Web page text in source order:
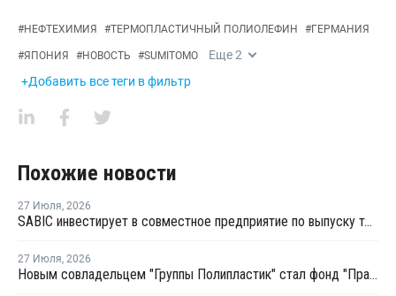
#НЕФТЕХИМИЯ #ТЕРМОПЛАСТИЧНЫЙ ПОЛИОЛЕФИН #ГЕРМАНИЯ
#ЯПОНИЯ #НОВОСТЬ #SUMITOMO Еще2
+Добавить все теги в фильтр
Похожие новости
27 Июля, 2026
SABIC инвестирует в совместное предприятие по выпуску термопластов в Китае
27 Июля, 2026
Новым совладельцем "Группы Полипластик" стал фонд "Прайм первый"